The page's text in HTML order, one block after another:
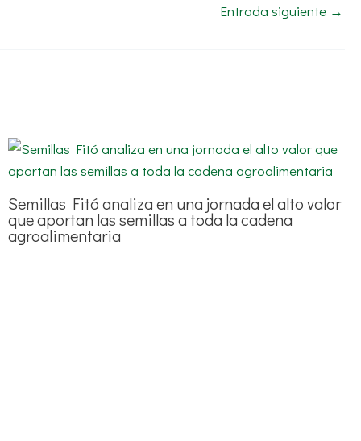
Entrada siguiente →
Semillas Fitó analiza en una jornada el alto valor
que aportan las semillas a toda la cadena
agroalimentaria